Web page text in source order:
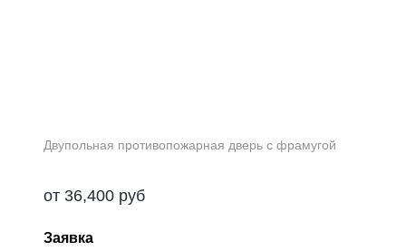
Двупольная противопожарная дверь с фрамугой
от 36,400 руб
Заявка